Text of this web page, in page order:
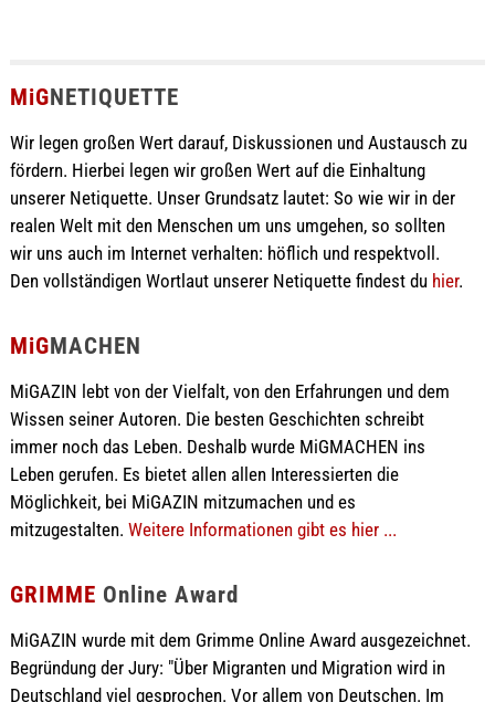
MiGNETIQUETTE
Wir legen großen Wert darauf, Diskussionen und Austausch zu
fördern. Hierbei legen wir großen Wert auf die Einhaltung
unserer Netiquette. Unser Grundsatz lautet: So wie wir in der
realen Welt mit den Menschen um uns umgehen, so sollten
wir uns auch im Internet verhalten: höflich und respektvoll.
Den vollständigen Wortlaut unserer Netiquette findest du hier.
MiGMACHEN
MiGAZIN lebt von der Vielfalt, von den Erfahrungen und dem
Wissen seiner Autoren. Die besten Geschichten schreibt
immer noch das Leben. Deshalb wurde MiGMACHEN ins
Leben gerufen. Es bietet allen allen Interessierten die
Möglichkeit, bei MiGAZIN mitzumachen und es
mitzugestalten. Weitere Informationen gibt es hier ...
GRIMME Online Award
MiGAZIN wurde mit dem Grimme Online Award ausgezeichnet.
Begründung der Jury: "Über Migranten und Migration wird in
Deutschland viel gesprochen. Vor allem von Deutschen. Im